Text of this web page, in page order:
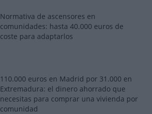
Normativa de ascensores en
comunidades: hasta 40.000 euros de
coste para adaptarlos
110.000 euros en Madrid por 31.000 en
Extremadura: el dinero ahorrado que
necesitas para comprar una vivienda por
comunidad